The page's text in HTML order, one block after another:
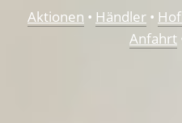
Aktionen • Händler •
Anfahrt